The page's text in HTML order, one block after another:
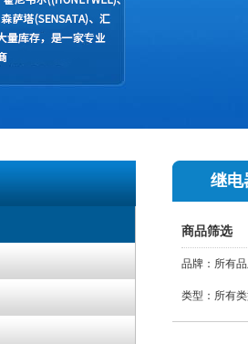
继电
商品筛选
品牌： 所有
类型： 所有